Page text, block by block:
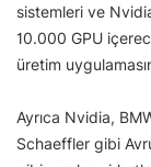
sistemleri ve
10.000 GPU
üretim
Ayrıca Nvidia,
Schaeffler gibi